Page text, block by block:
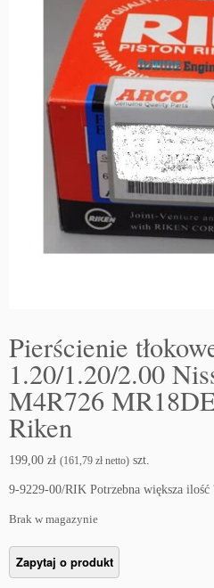
Pierścienie
1.20/1.20/2.00
M4R726
Riken
199,00 zł (161,79 zł netto) szt.
9-9229-00/RIK Potrzebna większa ilość
Brak w magazynie